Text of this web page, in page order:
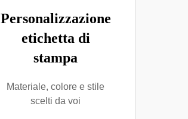
Personalizzazione
etichetta di
stampa
Materiale, colore e stile
scelti da voi